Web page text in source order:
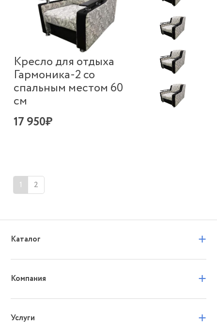
Кресло для отдыха
Гармоника-2 со
спальным местом 60
см
17 950₽
1 2
Каталог +
Компания +
Услуги +